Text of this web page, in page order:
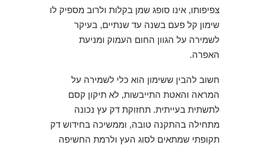
צפיפותו, אינו סופג שמן בקלות ולרוב מספיק לו
שימון קל פעם בשנה עד שנתיים, בעיקר
לשמירה על הגוון החום העמוק ומניעת
האפרה.
חשוב להבין ששימון הוא כלי לשמירה על
המראה והאטת התייבשות, לא תיקון קסם
לתשתית בעייתית. תחזוקת דק עץ נכונה
מתחילה בהתקנה טובה, וממשיכה בחידוש דק
תקופתי שמתאים לסוג העץ ולרמת החשיפה